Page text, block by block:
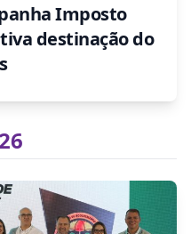
Imposto
destinação do